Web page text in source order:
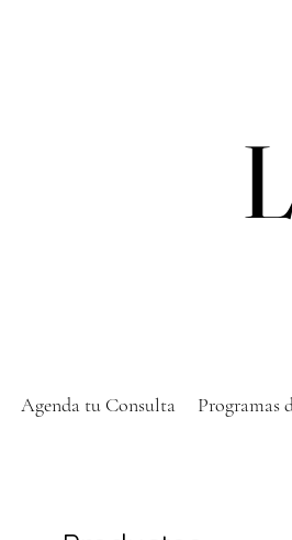
Agenda tu Consulta Programas